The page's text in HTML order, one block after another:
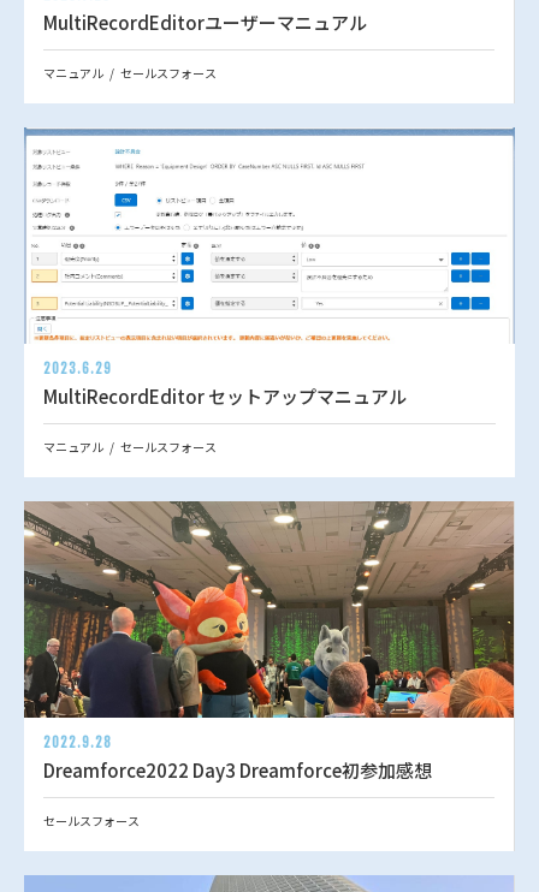
MultiRecordEditorユーザーマニュアル
マニュアル セールスフォース
2023.6.29
MultiRecordEditor セットアップマニュアル
マニュアル セールスフォース
2022.9.28
Dreamforce2022 Day3 Dreamforce初参加感想
セールスフォース